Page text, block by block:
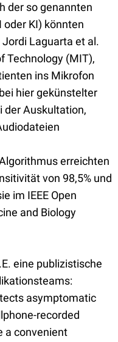
der so genannten
KI) könnten
Laguarta et al.
Technology (MIT),
ins Mikrofon
hier gekünstelter
der Auskultation,
erreichten
von 98,5% und
im IEEE Open
and Biology
eine publizistische
asymptomatic
recorded
a convenient